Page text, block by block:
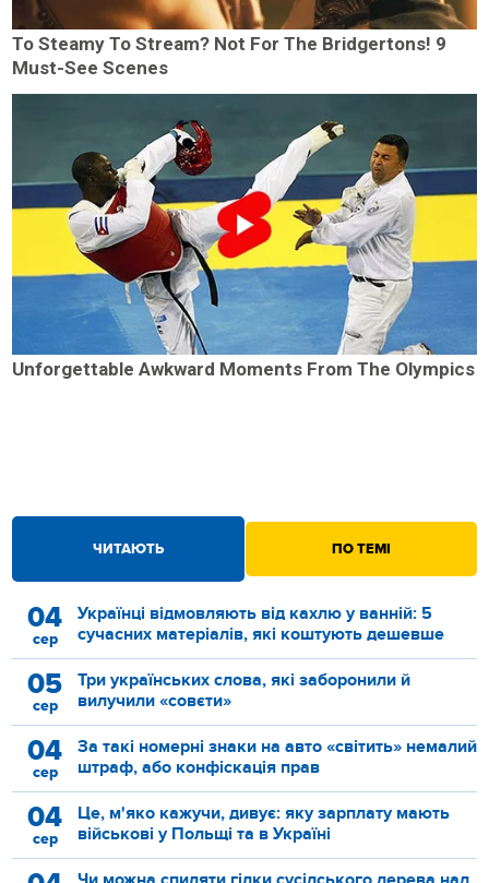
ЧИТАЮТЬ ПО ТЕМІ
04
сер
Українці відмовляють від кахлю у ванній: 5
сучасних матеріалів, які коштують дешевше
05
сер
Три українських слова, які заборонили й
вилучили «совєти»
04
сер
За такі номерні знаки на авто «світить» немалий
штраф, або конфіскація прав
04
сер
Це, м'яко кажучи, дивує: яку зарплату мають
військові у Польщі та в Україні
To Steamy To Stream? Not For The Bridgertons! 9
Must-See Scenes
Unforgettable Awkward Moments From The Olympics